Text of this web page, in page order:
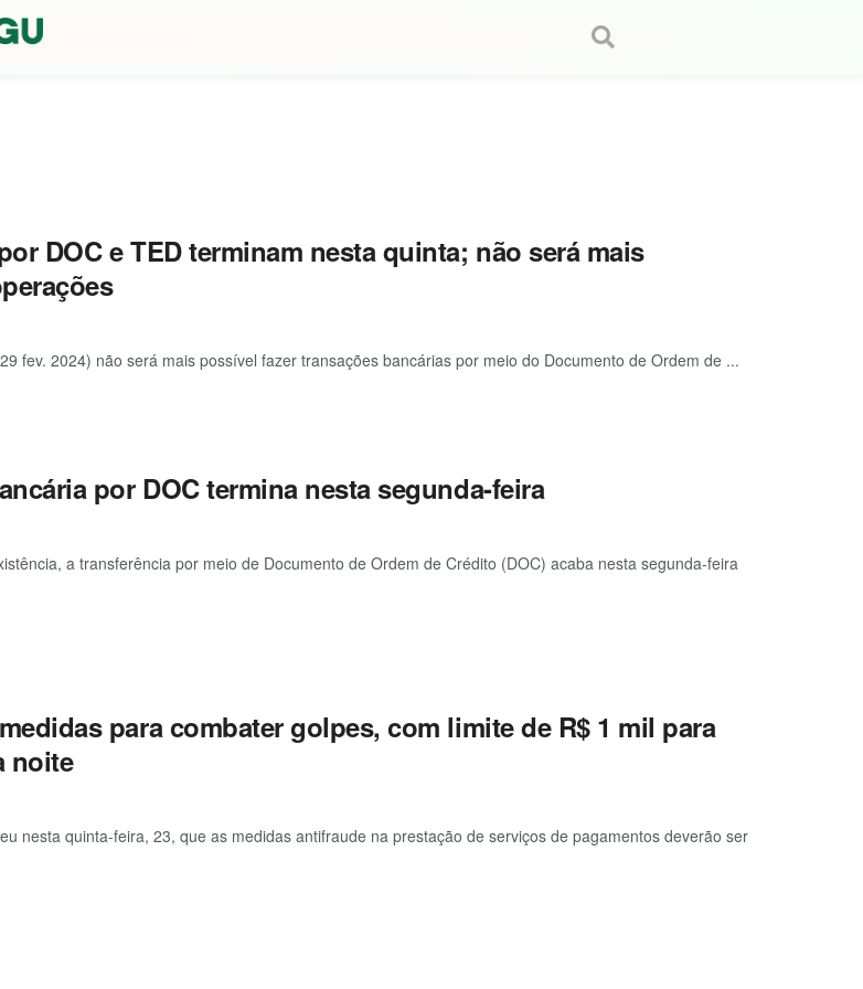
DOC e TED terminam nesta quinta; não será mais
fev. 2024) não será mais possível fazer transações bancárias por meio do Documento de Ordem de ...
por DOC termina nesta segunda-feira
a transferência por meio de Documento de Ordem de Crédito (DOC) acaba nesta segunda-feira
para combater golpes, com limite de R$ 1 mil para
noite
nesta quinta-feira, 23, que as medidas antifraude na prestação de serviços de pagamentos deverão ser